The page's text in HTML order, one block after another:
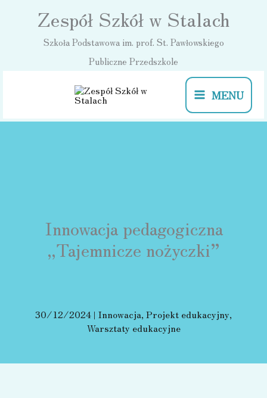
Zespół Szkół w Stalach
Szkoła Podstawowa im. prof. St. Pawłowskiego
Publiczne Przedszkole
MENU
Innowacja pedagogiczna
„Tajemnicze nożyczki”
30/12/2024 | Innowacja,Projekt edukacyjny,
Warsztaty edukacyjne